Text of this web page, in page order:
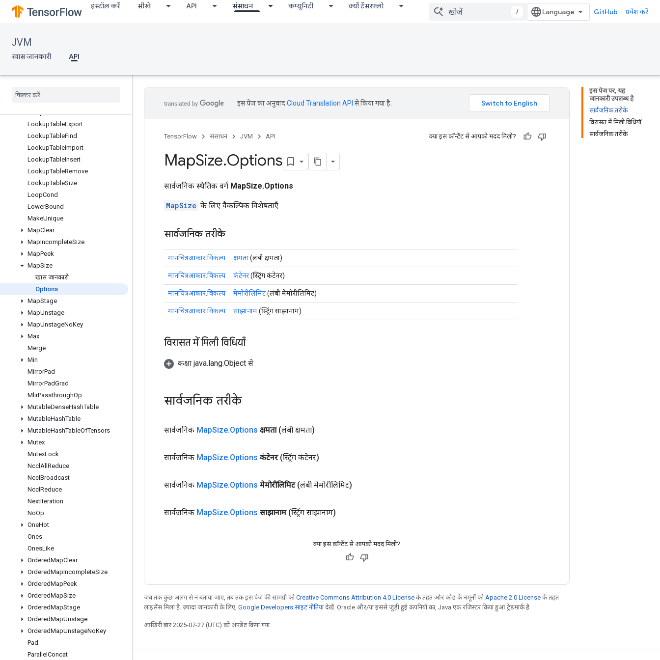
इंस्टॉल करें सीखें API संसाधन कम्यूनिटी क्यों टेंसरफ्लो
/ GitHub प्रवेश करें
JVM
खास जानकारी API
ImmutableConst
Init
InitializeTableFromTextFile
InplaceAdd
InplaceUpdate
LookupTableExport
LookupTableFind
LookupTableImport
LookupTableInsert
LookupTableRemove
LookupTableSize
LoopCond
LowerBound
MakeUnique
MapClear
MapIncompleteSize
MapPeek
MapSize
खास जानकारी
Options
MapStage
MapUnstage
MapUnstageNoKey
Max
Merge
Min
MirrorPad
MirrorPadGrad
MlirPassthroughOp
MutableDenseHashTable
MutableHashTable
MutableHashTableOfTensors
Mutex
MutexLock
Nccl All Reduce
Nccl Broadcast
Nccl Reduce
NextIteration
NoOp
OneHot
Ones
OnesLike
OrderedMapClear
OrderedMapIncompleteSize
OrderedMapPeek
OrderedMapSize
OrderedMapStage
OrderedMapUnstage
OrderedMapUnstageNoKey
Pad
Parallel Concat
इस पेज पर, यह
जानकारी उपलब्ध है
सार्वजनिक तरीके
विरासत में मिली विधियाँ
सार्वजनिक तरीके
इस पेज का अनुवादCloud Translation API से किया गया है.
TensorFlow संसाधन JVM API क्या इस कॉन्टेंट से आपको मदद मिली?
MapSize.Options
सार्वजनिक स्थैतिक वर्ग MapSize.Options
MapSize के लिए वैकल्पिक विशेषताएँ
सार्वजनिक तरीके
मानचित्रआकार.विकल्प क्षमता(लंबी क्षमता)
मानचित्रआकार.विकल्प कंटेनर(स्ट्रिंग कंटेनर)
मानचित्रआकार.विकल्प मेमोरीलिमिट(लंबी मेमोरीलिमिट)
मानचित्रआकार.विकल्प साझानाम(स्ट्रिंग साझानाम)
विरासत में मिली विधियाँ
कक्षा java.lang.Object से
सार्वजनिक तरीके
सार्वजनिक MapSize.Options क्षमता (लंबी क्षमता)
सार्वजनिक MapSize.Options कंटेनर (स्ट्रिंग कंटेनर)
सार्वजनिक MapSize.Options मेमोरीलिमिट (लंबी मेमोरीलिमिट)
सार्वजनिक MapSize.Options साझानाम (स्ट्रिंग साझानाम)
क्या इस कॉन्टेंट से आपको मदद मिली?
जब तक कुछ अलग से न बताया जाए, तब तक इस पेज की सामग्री कोCreative Commons Attribution 4.0 License के तहत और कोड के नमूनों को Apache 2.0 License के तहत
लाइसेंस मिला है. ज़्यादा जानकारी के लिए, Google Developers साइट नीतियांदेखें. Oracle और/या इससे जुड़ी हुई कंपनियों का, Java एक रजिस्टर किया हुआ ट्रेडमार्क है.
आखिरी बार 2025-07-27 (UTC) को अपडेट किया गया.